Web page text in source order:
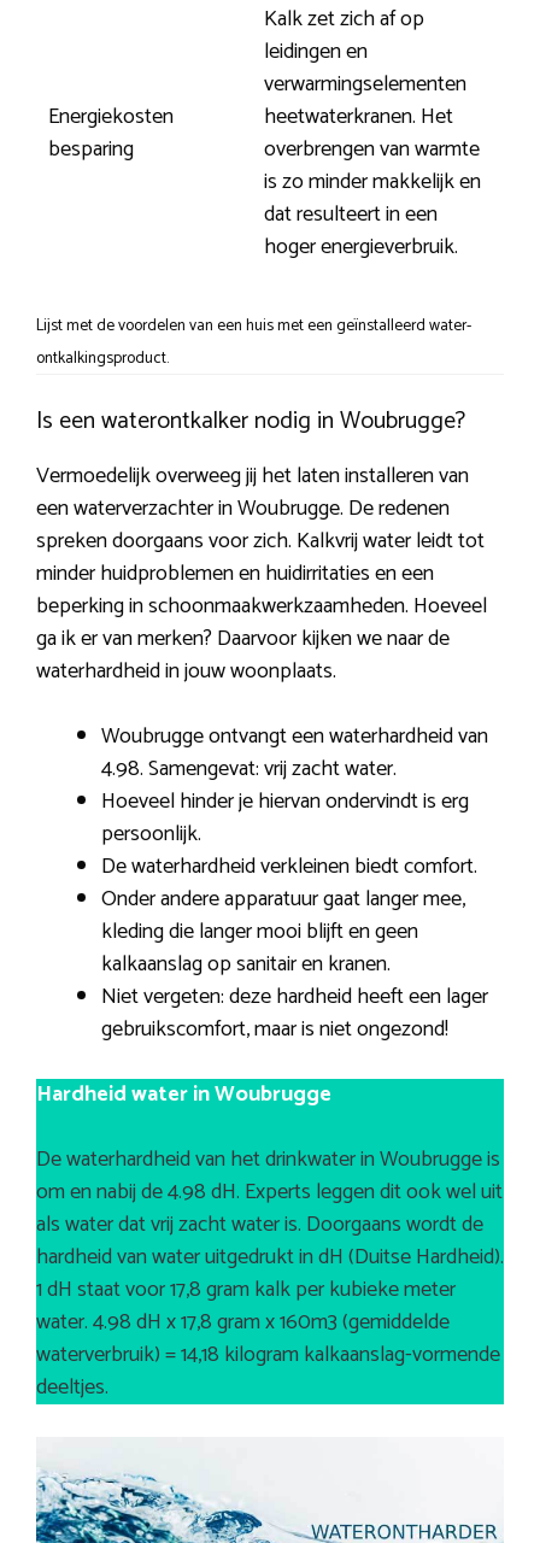
Energiekosten
besparing
Kalk zet zich af op
leidingen en
verwarmingselementen
heetwaterkranen. Het
overbrengen van warmte
is zo minder makkelijk en
dat resulteert in een
hoger energieverbruik.
Lijst met de voordelen van een huis met een geïnstalleerd water-
ontkalkingsproduct.
Is een waterontkalker nodig in Woubrugge?
Vermoedelijk overweeg jij het laten installeren van
een waterverzachter in Woubrugge. De redenen
spreken doorgaans voor zich. Kalkvrij water leidt tot
minder huidproblemen en huidirritaties en een
beperking in schoonmaakwerkzaamheden. Hoeveel
ga ik er van merken? Daarvoor kijken we naar de
waterhardheid in jouw woonplaats.
Woubrugge ontvangt een waterhardheid van
4.98. Samengevat: vrij zacht water.
Hoeveel hinder je hiervan ondervindt is erg
persoonlijk.
De waterhardheid verkleinen biedt comfort.
Onder andere apparatuur gaat langer mee,
kleding die langer mooi blijft en geen
kalkaanslag op sanitair en kranen.
Niet vergeten: deze hardheid heeft een lager
gebruikscomfort, maar is niet ongezond!
Hardheid water in Woubrugge
De waterhardheid van het drinkwater in Woubrugge is
om en nabij de 4.98 dH. Experts leggen dit ook wel uit
als water dat vrij zacht water is. Doorgaans wordt de
hardheid van water uitgedrukt in dH (Duitse Hardheid).
1 dH staat voor 17,8 gram kalk per kubieke meter
water. 4.98 dH x 17,8 gram x 160m3 (gemiddelde
waterverbruik) = 14,18 kilogram kalkaanslag-vormende
deeltjes.